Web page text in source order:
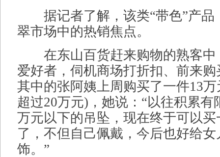
据记者了解，该类“带色”产品
翠市场中的热销焦点。
在东山百货赶来购物的熟客中
爱好者，伺机商场打折扣、前来购
其中的张阿姨上周购买了一件13
超过20万元)，她说：“以往积累有
万元以下的吊坠，现在终于可以
了，不但自己佩戴，今后也好给
饰。”